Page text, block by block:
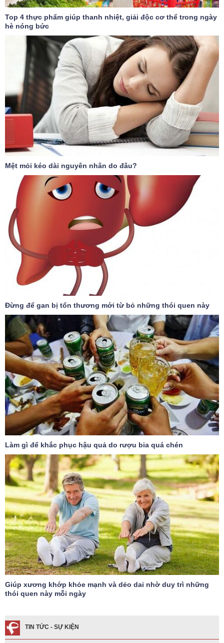
Top 4 thực phẩm giúp thanh nhiệt, giải độc cơ thể trong ngày
hè nóng bức
Mệt mỏi kéo dài nguyên nhân do đâu?
Đừng để gan bị tổn thương mới từ bỏ những thói quen này
Làm gì để khắc phục hậu quả do rượu bia quá chén
Giúp xương khớp khỏe mạnh và dẻo dai nhờ duy trì những
thói quen này mỗi ngày
TIN TỨC - SỰ KIỆN